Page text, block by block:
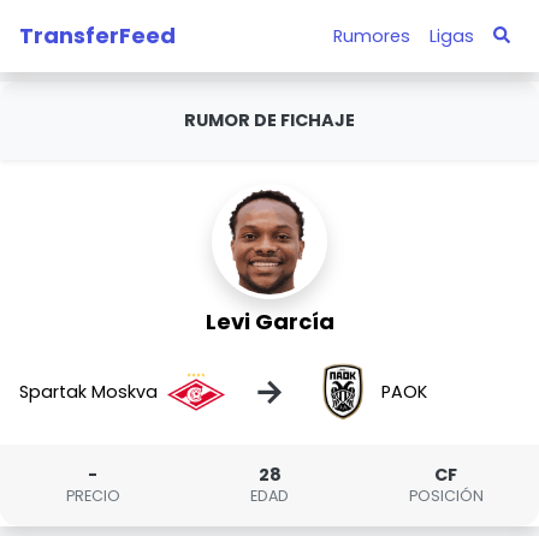
TransferFeed Rumores Ligas
RUMOR DE FICHAJE
Levi García
Spartak Moskva → PAOK
-
PRECIO
28
EDAD
CF
POSICIÓN